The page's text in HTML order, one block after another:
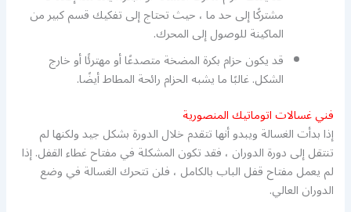
مشتركًا إلى حد ما ، حيث تحتاج إلى تفكيك قسم كبير من
الماكينة للوصول إلى المحرك.
قد يكون حزام بكرة المضخة متصدعًا أو مهترئًا أو خارج
الشكل. غالبًا ما يشبه الحزام رائحة المطاط أيضًا.
فني غسالات اتوماتيك المنصورية
إذا بدأت الغسالة ويبدو أنها تتقدم خلال الدورة بشكل جيد ولكنها لم
تنتقل إلى دورة الدوران ، فقد تكون المشكلة في مفتاح غطاء القفل. إذا
لم يعمل مفتاح قفل الباب بالكامل ، فلن تتحرك الغسالة في وضع
الدوران العالي.